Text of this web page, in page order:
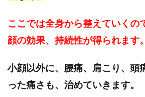
ここでは全身から整えていくの
顔の効果、持続性が得られます。
小顔以外に、腰痛、肩こり、頭
った痛さも、治めていきます。